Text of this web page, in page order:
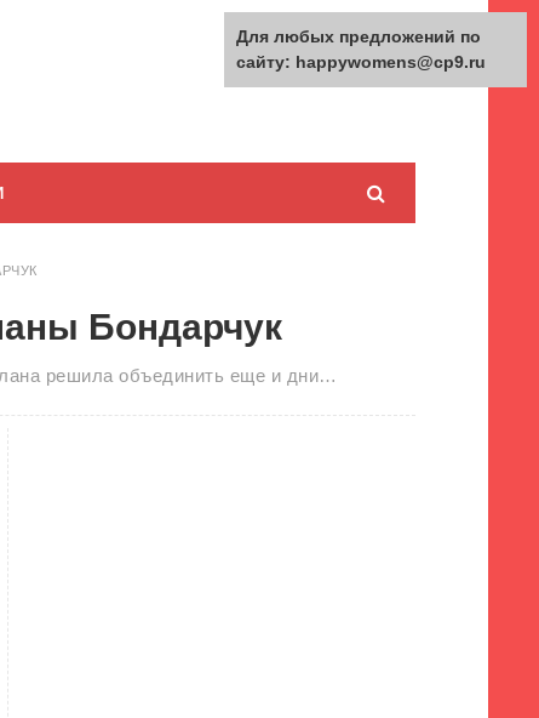
Бондарчук
решила объединить еще и дни…
Для любых предложений по
сайту: happywomens@cp9.ru